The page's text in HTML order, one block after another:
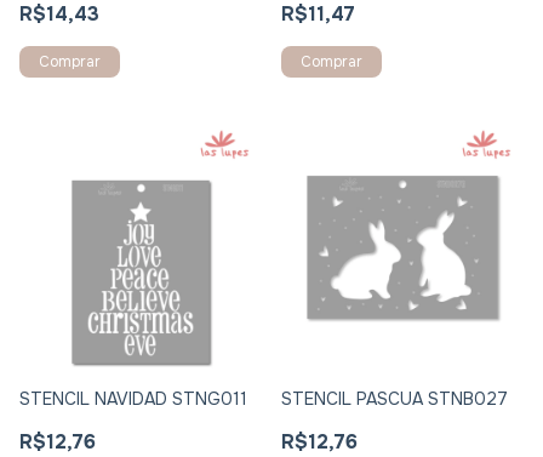
R$14,43
Comprar
R$11,47
Comprar
STENCIL NAVIDAD STNG011
R$12,76
STENCIL PASCUA STNB027
R$12,76